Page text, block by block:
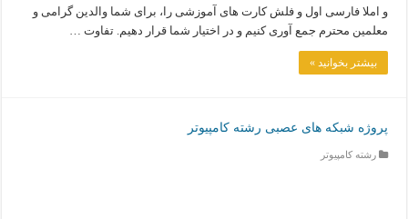
و املا فارسی اول و فلش کارت های آموزشی را، برای شما والدین گرامی و
معلمین محترم جمع آوری کنیم و در اختیار شما قرار دهیم. تفاوت …
بیشتر بخوانید »
پروژه شبکه های عصبی رشته کامپیوتر
رشته کامپیوتر